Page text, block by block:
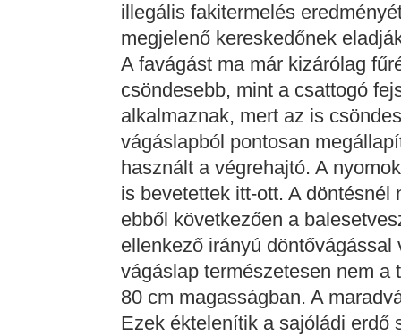
illegális fakitermelés
megjelenő kereskedőnek
A favágást ma már kizárólag
csöndesebb, mint a csattogó
alkalmaznak, mert az is
vágáslapból pontosan
használt a végrehajtó. A
is bevetettek itt-ott. A
ebből következően a
ellenkező irányú
vágáslap természetesen nem a
80 cm magasságban. A
Ezek éktelenítik a sajóládi erdő